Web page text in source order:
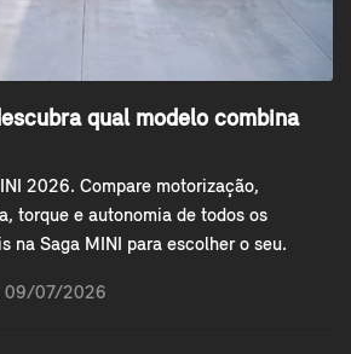
qual modelo combina
2026. Compare motorização,
torque e autonomia de todos os
na Saga MINI para escolher o seu.
09/07/2026